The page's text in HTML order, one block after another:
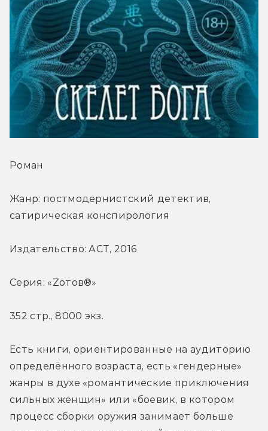
Роман
Жанр: постмодернистский детектив,
сатирическая конспирология
Издательство: АСТ, 2016
Серия: «Zотов®»
352 стр., 8000 экз.
Есть книги, ориентированные на аудиторию
определённого возраста, есть «гендерные»
жанры в духе «романтические приключения
сильных женщин» или «боевик, в котором
процесс сборки оружия занимает больше